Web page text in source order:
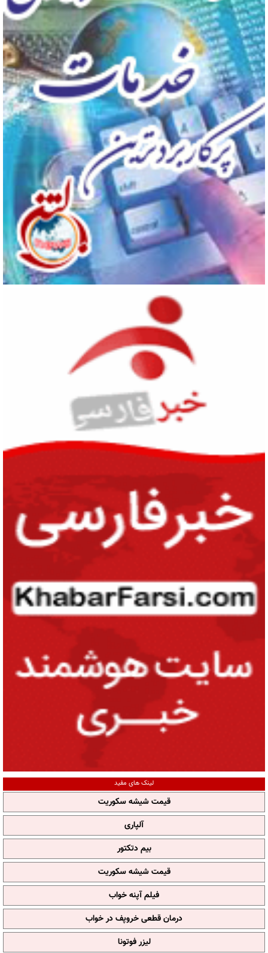
لینک های مفید
قیمت شیشه سکوریت
آلپاری
بیم دتکتور
قیمت شیشه سکوریت
فیلم آپنه خواب
درمان قطعی خروپف در خواب
لیزر فوتونا